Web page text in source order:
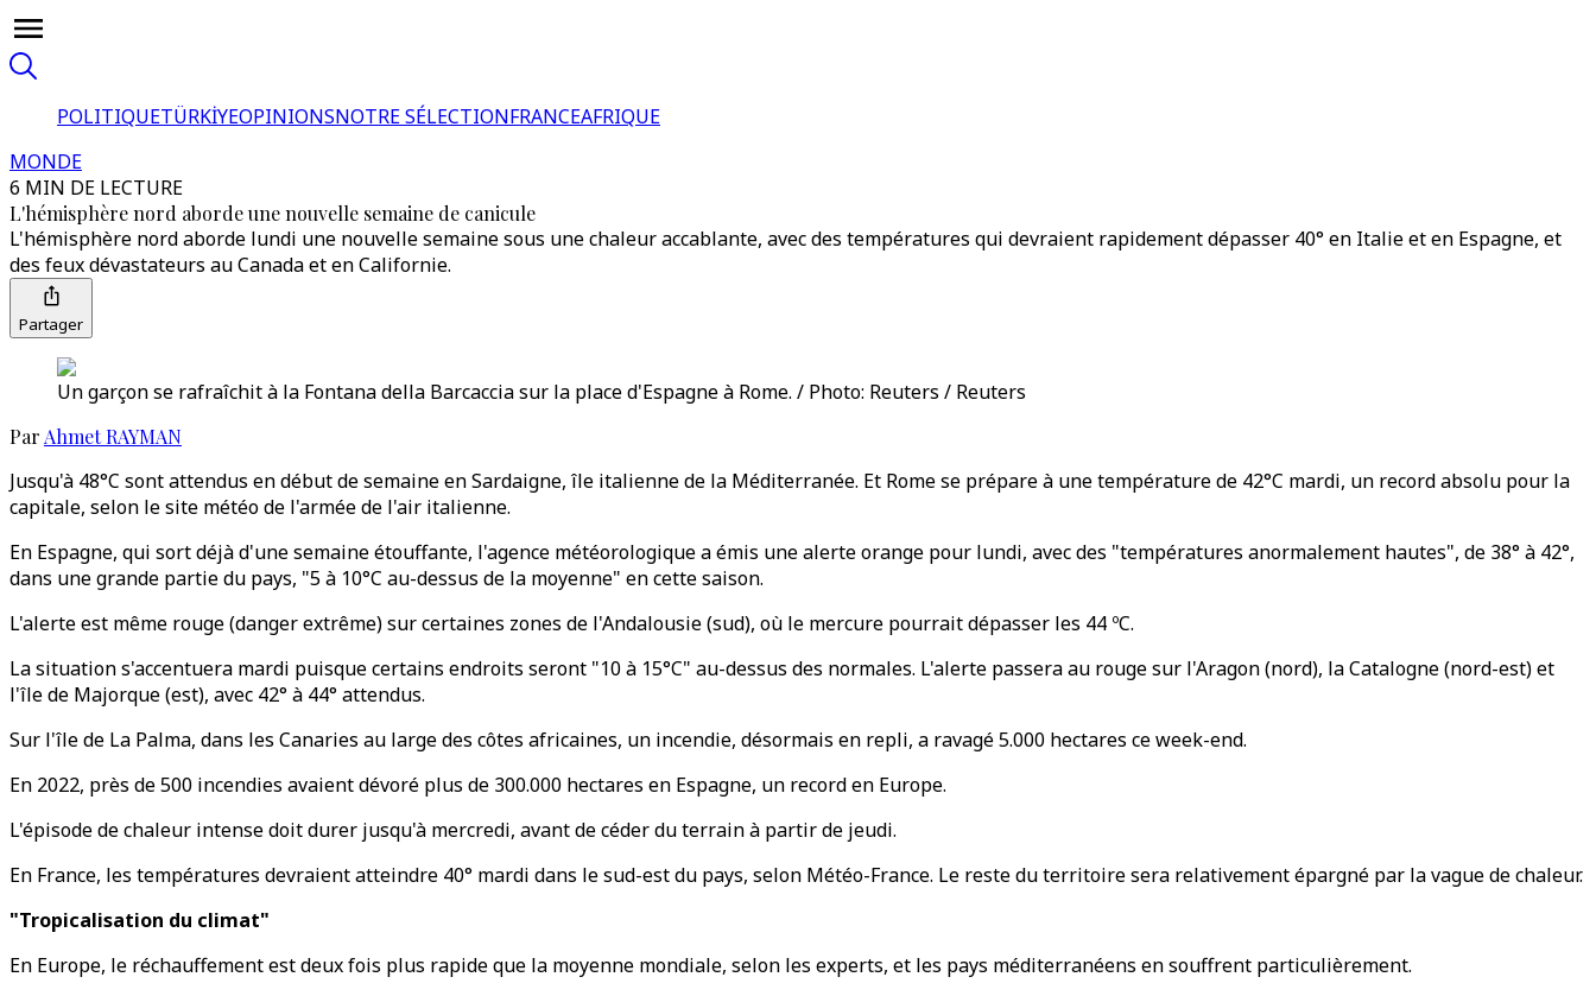
POLITIQUETÜRKİYEOPINIONSNOTRE SÉLECTIONFRANCEAFRIQUE
MONDE
6 MIN DE LECTURE
L'hémisphère nord aborde une nouvelle semaine de canicule
L'hémisphère nord aborde lundi une nouvelle semaine sous une chaleur accablante, avec des températures qui devraient rapidement dépasser 40° en Italie et en Espagne, et
des feux dévastateurs au Canada et en Californie.
Partager
Un garçon se rafraîchit à la Fontana della Barcaccia sur la place d'Espagne à Rome. / Photo: Reuters / Reuters
Par Ahmet RAYMAN
Jusqu'à 48°C sont attendus en début de semaine en Sardaigne, île italienne de la Méditerranée. Et Rome se prépare à une température de 42°C mardi, un record absolu pour la
capitale, selon le site météo de l'armée de l'air italienne.
En Espagne, qui sort déjà d'une semaine étouffante, l'agence météorologique a émis une alerte orange pour lundi, avec des "températures anormalement hautes", de 38° à 42°,
dans une grande partie du pays, "5 à 10°C au-dessus de la moyenne" en cette saison.
L'alerte est même rouge (danger extrême) sur certaines zones de l'Andalousie (sud), où le mercure pourrait dépasser les 44 ºC.
La situation s'accentuera mardi puisque certains endroits seront "10 à 15°C" au-dessus des normales. L'alerte passera au rouge sur l'Aragon (nord), la Catalogne (nord-est) et
l'île de Majorque (est), avec 42° à 44° attendus.
Sur l'île de La Palma, dans les Canaries au large des côtes africaines, un incendie, désormais en repli, a ravagé 5.000 hectares ce week-end.
En 2022, près de 500 incendies avaient dévoré plus de 300.000 hectares en Espagne, un record en Europe.
L'épisode de chaleur intense doit durer jusqu'à mercredi, avant de céder du terrain à partir de jeudi.
En France, les températures devraient atteindre 40° mardi dans le sud-est du pays, selon Météo-France. Le reste du territoire sera relativement épargné par la vague de chaleur.
"Tropicalisation du climat"
En Europe, le réchauffement est deux fois plus rapide que la moyenne mondiale, selon les experts, et les pays méditerranéens en souffrent particulièrement.